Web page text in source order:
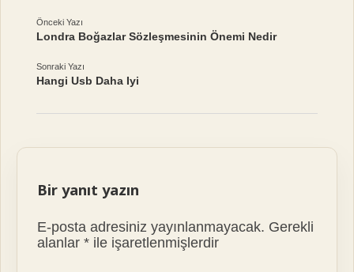
Önceki Yazı
Londra Boğazlar Sözleşmesinin Önemi Nedir
Sonraki Yazı
Hangi Usb Daha Iyi
Bir yanıt yazın
E-posta adresiniz yayınlanmayacak. Gerekli
alanlar* ile işaretlenmişlerdir